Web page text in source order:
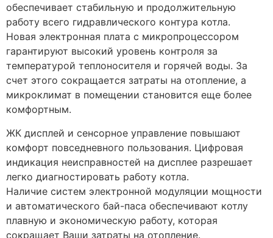
обеспечивает стабильную и продолжительную
работу всего гидравлического контура котла.
Новая электронная плата с микропроцессором
гарантируют высокий уровень контроля за
температурой теплоносителя и горячей воды. За
счет этого сокращается затраты на отопление, а
микроклимат в помещении становится еще более
комфортным.
ЖК дисплей и сенсорное управление повышают
комфорт повседневного пользования. Цифровая
индикация неисправностей на дисплее разрешает
легко диагностировать работу котла.
Наличие систем электронной модуляции мощности
и автоматического бай-паса обеспечивают котлу
плавную и экономическую работу, которая
сокращает Ваши затраты на отопление.